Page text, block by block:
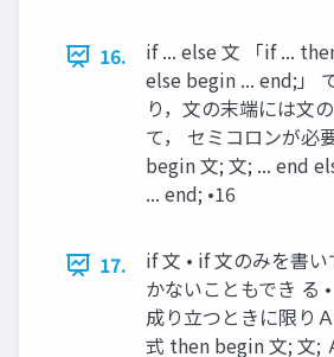
16.
if ... else 文 「if ...
else begin ... end;」
り，文の末端には文
て， セミコロンが必
begin 文; 文; ... end
... end; •16
17.
if 文 • if 文のみを書
かないこともでき る
成り立つときに限り
式 then begin 文; 文;